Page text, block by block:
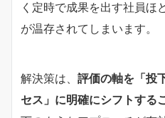
く定時で成果を出す社員ほ
が温存されてしまいます。
解決策は、 評価の軸を「投
セス」に明確にシフトする